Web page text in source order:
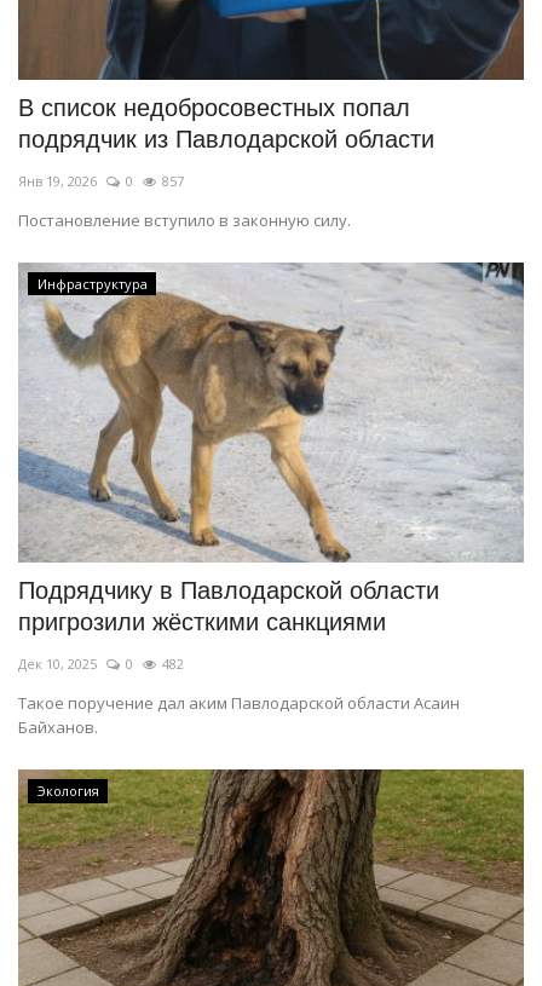
В список недобросовестных попал
подрядчик из Павлодарской области
Янв 19, 2026 0 857
Постановление вступило в законную силу.
Инфраструктура
Подрядчику в Павлодарской области
пригрозили жёсткими санкциями
Дек 10, 2025 0 482
Такое поручение дал аким Павлодарской области Асаин
Байханов.
Экология